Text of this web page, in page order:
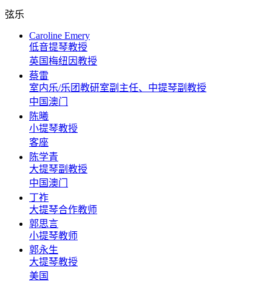
弦乐
Caroline Emery
低音提琴教授
英国梅纽因教授
蔡雷
室内乐/乐团教研室副主任、中提琴副教授
中国澳门
陈曦
小提琴教授
客座
陈学青
大提琴副教授
中国澳门
丁祚
大提琴合作教师
郭思言
小提琴教师
郭永生
大提琴教授
美国